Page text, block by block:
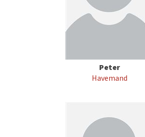
Peter
Havemand